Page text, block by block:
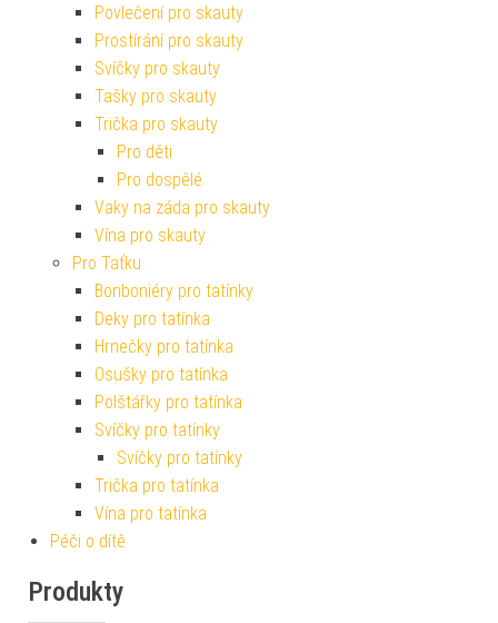
Povlečení pro skauty
Prostírání pro skauty
Svíčky pro skauty
Tašky pro skauty
Trička pro skauty
Pro děti
Pro dospělé
Vaky na záda pro skauty
Vína pro skauty
Pro Taťku
Bonboniéry pro tatínky
Deky pro tatínka
Hrnečky pro tatínka
Osušky pro tatínka
Polštářky pro tatínka
Svíčky pro tatínky
Svíčky pro tatínky
Trička pro tatínka
Vína pro tatínka
Péči o dítě
Produkty